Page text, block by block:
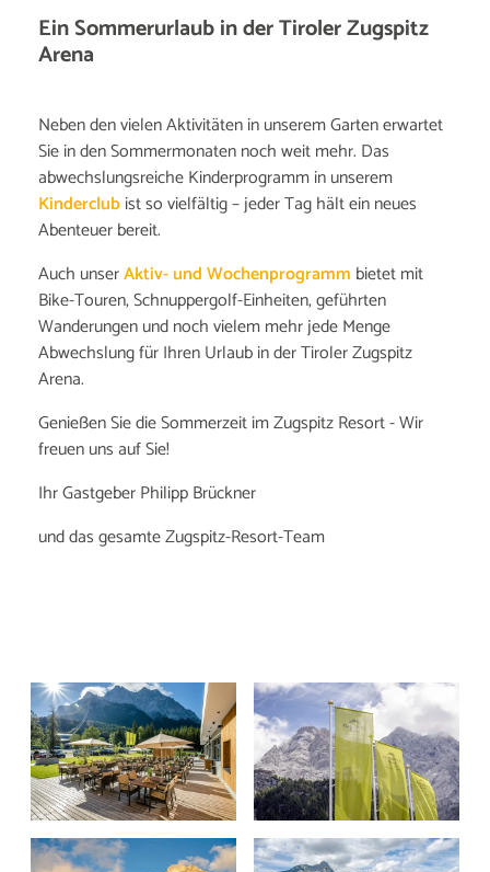
Ein Sommerurlaub in der Tiroler Zugspitz
Arena
Neben den vielen Aktivitäten in unserem Garten erwartet
Sie in den Sommermonaten noch weit mehr. Das
abwechslungsreiche Kinderprogramm in unserem
Kinderclubist so vielfältig – jeder Tag hält ein neues
Abenteuer bereit.
Auch unserAktiv- und Wochenprogramm bietet mit
Bike-Touren, Schnuppergolf-Einheiten, geführten
Wanderungen und noch vielem mehr jede Menge
Abwechslung für Ihren Urlaub in der Tiroler Zugspitz
Arena.
Genießen Sie die Sommerzeit im Zugspitz Resort - Wir
freuen uns auf Sie!
Ihr Gastgeber Philipp Brückner
und das gesamte Zugspitz-Resort-Team